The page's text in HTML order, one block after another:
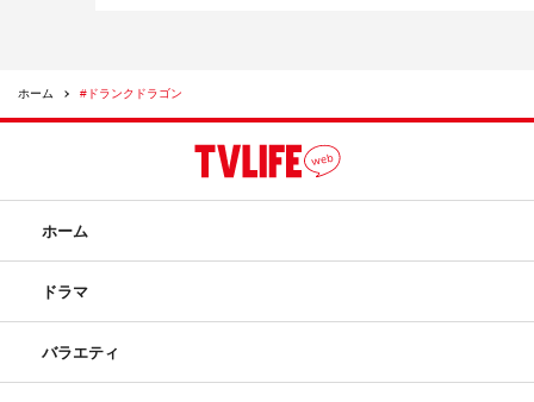
ホーム #ドランクドラゴン
ホーム
ドラマ
バラエティ